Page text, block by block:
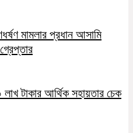
মামলার প্রধান আসামি
টাকার আর্থিক সহায়তার চেক